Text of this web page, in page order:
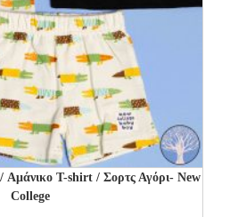
Αμάνικο T-shirt / Σορτς Αγόρι- New
College